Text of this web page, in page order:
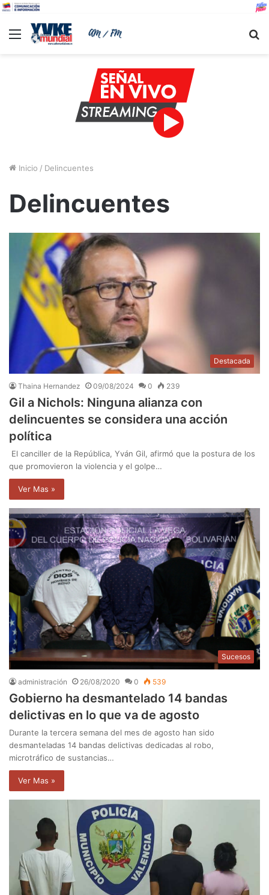
Menu
Inicio / Delincuentes
Delincuentes
Destacada
Thaina Hernandez 09/08/2024 0 239
Gil a Nichols: Ninguna alianza con
delincuentes se considera una acción
política
El canciller de la República, Yván Gil, afirmó que la postura de los
que promovieron la violencia y el golpe…
Ver Mas »
Sucesos
administración 26/08/2020 0 539
Gobierno ha desmantelado 14 bandas
delictivas en lo que va de agosto
Durante la tercera semana del mes de agosto han sido
desmanteladas 14 bandas delictivas dedicadas al robo,
microtráfico de sustancias…
Ver Mas »